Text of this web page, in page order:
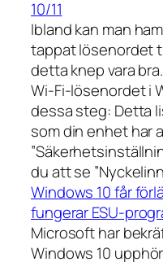
10/11
Ibland kan man
tappat lösenordet
detta knep vara
Wi-Fi-lösenordet i
dessa steg: Detta
som din enhet har
du att se
Windows 10 får
fungerar ESU-
Microsoft har
Windows 10